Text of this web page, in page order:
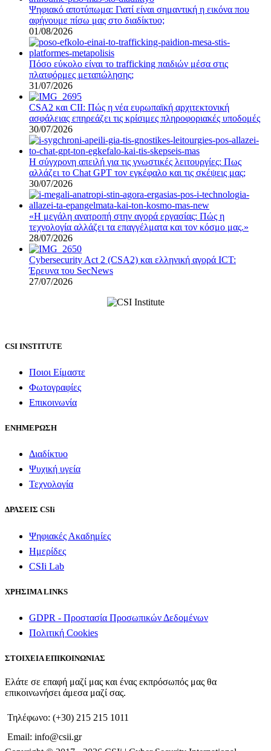
Ψηφιακό αποτύπωμα: Γιατί είναι σημαντική η εικόνα που
αφήνουμε πίσω μας στο διαδίκτυο;
01/08/2026
Πόσο εύκολο είναι το trafficking παιδιών μέσα στις
πλατφόρμες μεταπώλησης;
31/07/2026
CSA2 και CII: Πώς η νέα ευρωπαϊκή αρχιτεκτονική
ασφάλειας επηρεάζει τις κρίσιμες πληροφοριακές υποδομές
30/07/2026
Η σύγχρονη απειλή για τις γνωστικές λειτουργίες: Πως
αλλάζει το Chat GPT τον εγκέφαλο και τις σκέψεις μας;
30/07/2026
«Η μεγάλη ανατροπή στην αγορά εργασίας: Πώς η
τεχνολογία αλλάζει τα επαγγέλματα και τον κόσμο μας.»
28/07/2026
Cybersecurity Act 2 (CSA2) και ελληνική αγορά ICT:
Έρευνα του SecNews
27/07/2026
CSI INSTITUTE
Ποιοι Είμαστε
Φωτογραφίες
Επικοινωνία
ΕΝΗΜΕΡΩΣΗ
Διαδίκτυο
Ψυχική υγεία
Τεχνολογία
ΔΡΑΣΕΙΣ CSIi
Ψηφιακές Ακαδημίες
Ημερίδες
CSIi Lab
ΧΡΗΣΙΜΑ LINKS
GDPR - Προστασία Προσωπικών Δεδομένων
Πολιτική Cookies
ΣΤΟΙΧΕΙΑ ΕΠΙΚΟΙΝΩΝΙΑΣ
Ελάτε σε επαφή μαζί μας και ένας εκπρόσωπός μας θα
επικοινωνήσει άμεσα μαζί σας.
Τηλέφωνο: (+30) 215 215 1011
Email: info@csii.gr